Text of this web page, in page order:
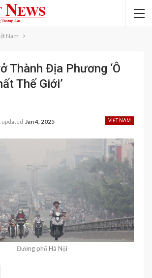
Nam
Thành Địa Phương ‘ô
Thế Giới’
VIỆT NAM
updated Jan 4, 2025
Đường phố Hà Nội